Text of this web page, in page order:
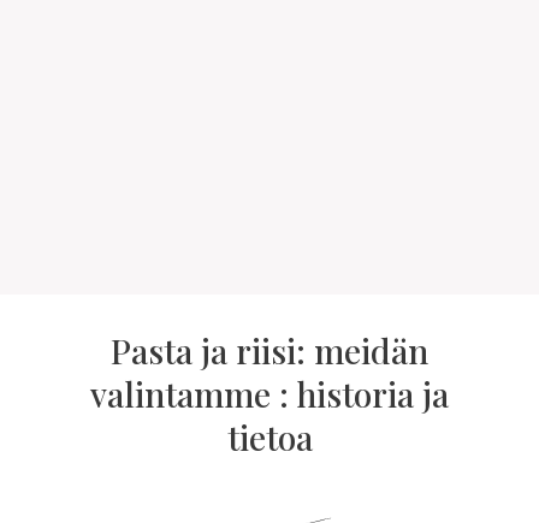
Pasta ja riisi: meidän
valintamme : historia ja
tietoa